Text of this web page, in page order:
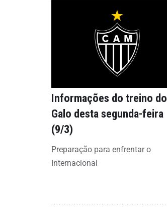
Informações do treino do
Galo desta segunda-feira
(9/3)
Preparação para enfrentar o
Internacional